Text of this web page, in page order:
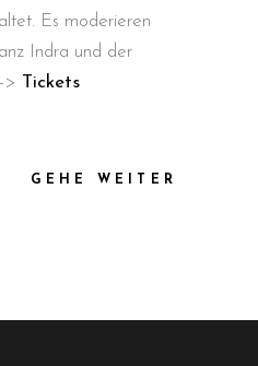
Es moderieren
Indra und der
> Tickets
GEHE WEITER